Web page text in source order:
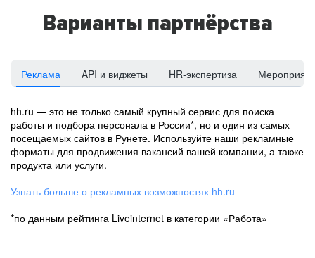
Варианты партнёрства
Реклама API и виджеты HR-экспертиза
hh.ru — это не только самый крупный сервис для поиска
работы и подбора персонала в России*, но и один из самых
посещаемых сайтов в Рунете. Используйте наши рекламные
форматы для продвижения вакансий вашей компании, а также
продукта или услуги.
Узнать больше о рекламных возможностях hh.ru
*по данным рейтинга Liveinternet в категории «Работа»